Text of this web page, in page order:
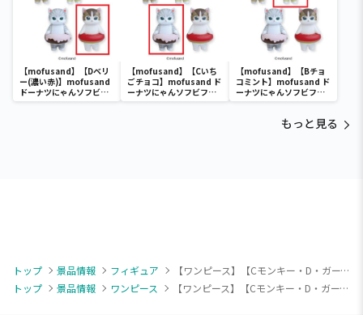
【mofusand】【Dベリ
ー(濃い赤)】mofusand
ドーナツにゃんソフビフ
ィギュア
【mofusand】【Cいち
ごチョコ】mofusand ド
ーナツにゃんソフビフィ
ギュア
【mofusand】【Bチョ
コミント】mofusand ド
ーナツにゃんソフビフィ
ギュア
もっと見る
トップ 景品情報 フィギュア
【ワンピース】【Cモンキー・D・ガープ】ワンピース ワールドコレクタブルフィギュア-親子の血筋Ⅰ-
トップ
景品情報 ワンピース 【ワンピース】【Cモンキー・D・ガープ】ワンピース ワールドコレクタブルフィギュア-親子の血筋Ⅰ-